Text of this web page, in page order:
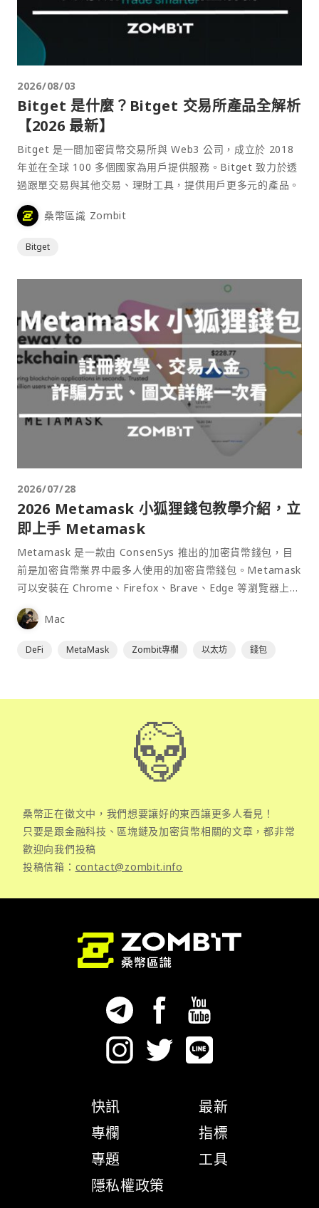
2026/08/03
Bitget 是什麼？Bitget 交易所產品全解析
【2026 最新】
Bitget 是一間加密貨幣交易所與 Web3 公司，成立於 2018
年並在全球 100 多個國家為用戶提供服務。Bitget 致力於透
過跟單交易與其他交易、理財工具，提供用戶更多元的產品。
桑幣區識 Zombit
Bitget
2026/07/28
2026 Metamask 小狐狸錢包教學介紹，立
即上手 Metamask
Metamask 是一款由 ConsenSys 推出的加密貨幣錢包，目
前是加密貨幣業界中最多人使用的加密貨幣錢包。Metamask
可以安裝在 Chrome、Firefox、Brave、Edge 等瀏覽器上作
為插件使用，具備許多功能且使用上非常方便。
Mac
DeFi MetaMask Zombit專欄 以太坊 錢包
桑幣正在徵文中，我們想要讓好的東西讓更多人看見！
只要是跟金融科技、區塊鏈及加密貨幣相關的文章，都非常
歡迎向我們投稿
投稿信箱： contact@zombit.info
快訊
專欄
專題
隱私權政策
最新
指標
工具